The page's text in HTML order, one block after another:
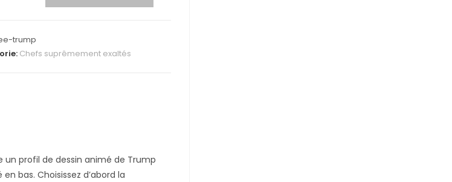
trump
Chefs suprêmement exaltés
profil de dessin animé de Trump
bas. Choisissez d’abord la